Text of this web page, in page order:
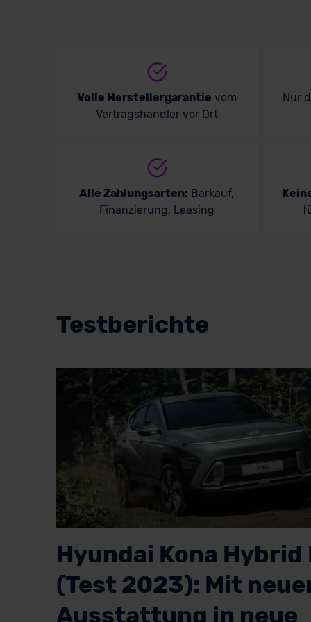
Volle Herstellergarantie vom
Vertragshändler vor Ort
Nur
Alle Zahlungsarten: Barkauf,
Finanzierung, Leasing
Testberichte
Hyundai Kona Hybrid
(Test 2023): Mit
Ausstattung in neue